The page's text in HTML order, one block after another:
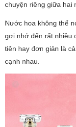
chuyện riêng giữa hai
Nước hoa không thể
gợi nhớ đến rất nhiều
tiên hay đơn giản là
cạnh nhau.